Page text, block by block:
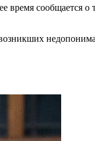
сообщается о